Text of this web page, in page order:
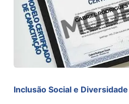
Inclusão Social e